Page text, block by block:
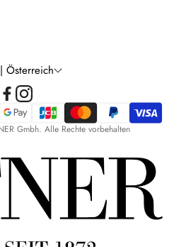
€ | Österreich
Gmbh. Alle Rechte vorbehalten